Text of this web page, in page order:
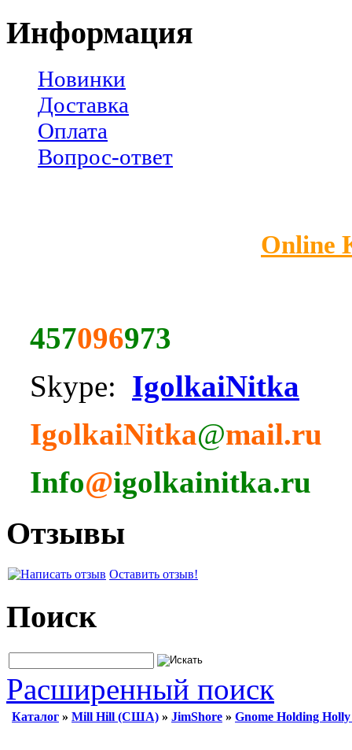
Информация
Новинки
Доставка
Оплата
Вопрос-ответ
Online
457096973
Skype: IgolkaiNitka
IgolkaiNitka@mail.ru
Info@igolkainitka.ru
Отзывы
Оставить отзыв!
Поиск
Расширенный поиск
Каталог » Mill Hill (США) » JimShore » Gnome Holding